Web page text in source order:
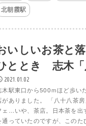
北朝霞駅
いしいお茶と
ととき 志木「
2021.01.02
木駅東口から500ｍほど歩い
がありました。 「八十八茶
ェ…いや、茶店。日本茶を出
通っていたのですが、このた